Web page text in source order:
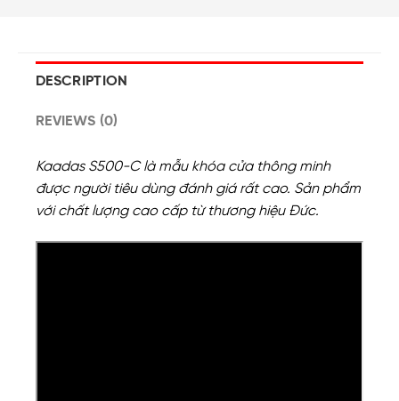
DESCRIPTION
REVIEWS (0)
Kaadas S500-C là mẫu khóa cửa thông minh
được người tiêu dùng đánh giá rất cao. Sản phẩm
với chất lượng cao cấp từ thương hiệu Đức.